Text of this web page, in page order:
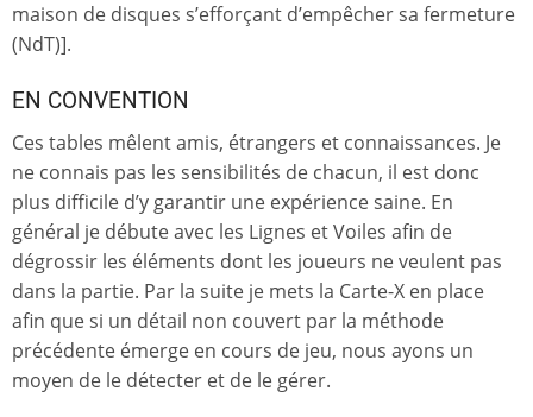
maison de disques s’efforçant d’empêcher sa fermeture
(NdT)].
EN CONVENTION
Ces tables mêlent amis, étrangers et connaissances. Je
ne connais pas les sensibilités de chacun, il est donc
plus difficile d’y garantir une expérience saine. En
général je débute avec les Lignes et Voiles afin de
dégrossir les éléments dont les joueurs ne veulent pas
dans la partie. Par la suite je mets la Carte-X en place
afin que si un détail non couvert par la méthode
précédente émerge en cours de jeu, nous ayons un
moyen de le détecter et de le gérer.